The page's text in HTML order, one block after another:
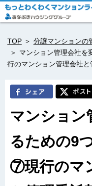
TOP
分譲マンションの
マンション管理会社
行のマンション管理会社
マンション
るための9
⑦現行のマ